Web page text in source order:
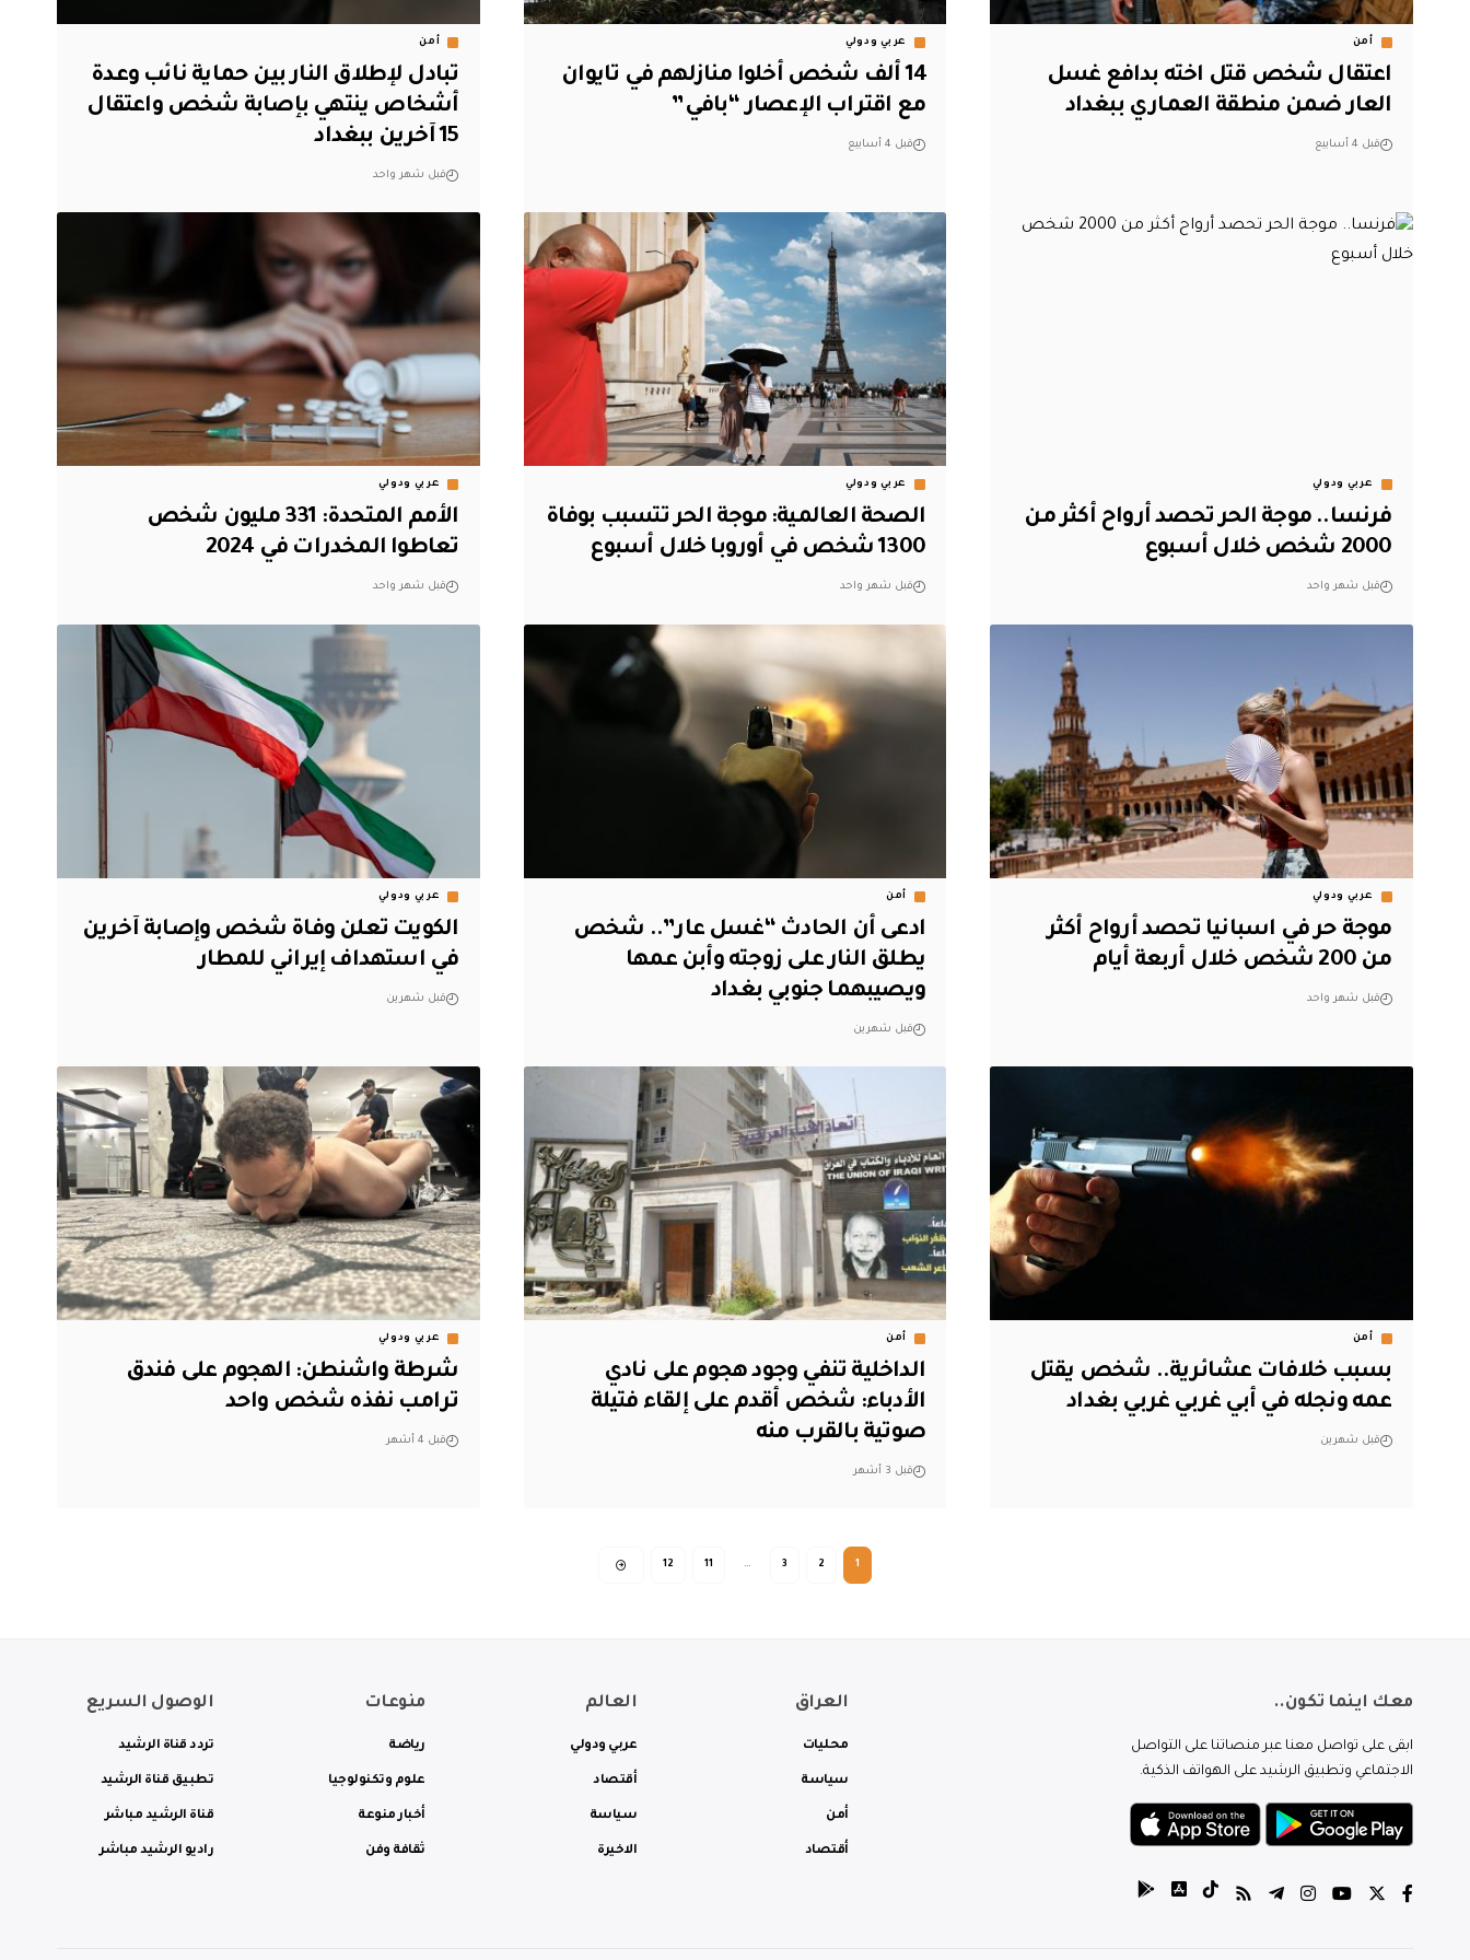
أمن
اعتقال شخص قتل اخته بدافع غسل
العار ضمن منطقة العماري ببغداد
قبل 4 أسابيع
عربي ودولي
14 ألف شخص أخلوا منازلهم في تايوان
مع اقتراب الإعصار “بافي”
قبل 4 أسابيع
أمن
تبادل لإطلاق النار بين حماية نائب وعدة
أشخاص ينتهي بإصابة شخص واعتقال
15 آخرين ببغداد
قبل شهر واحد
عربي ودولي
فرنسا.. موجة الحر تحصد أرواح أكثر من
2000 شخص خلال أسبوع
قبل شهر واحد
عربي ودولي
الصحة العالمية: موجة الحر تتسبب بوفاة
1300 شخص في أوروبا خلال أسبوع
قبل شهر واحد
عربي ودولي
الأمم المتحدة: 331 مليون شخص
تعاطوا المخدرات في 2024
قبل شهر واحد
عربي ودولي
موجة حر في اسبانيا تحصد أرواح أكثر
من 200 شخص خلال أربعة أيام
قبل شهر واحد
أمن
ادعى أن الحادث “غسل عار”.. شخص
يطلق النار على زوجته وأبن عمها
ويصيبهما جنوبي بغداد
قبل شهرين
عربي ودولي
الكويت تعلن وفاة شخص وإصابة آخرين
في استهداف إيراني للمطار
قبل شهرين
أمن
بسبب خلافات عشائرية.. شخص يقتل
عمه ونجله في أبي غربي غربي بغداد
قبل شهرين
أمن
الداخلية تنفي وجود هجوم على نادي
الأدباء: شخص أقدم على إلقاء فتيلة
صوتية بالقرب منه
قبل 3 أشهر
عربي ودولي
شرطة واشنطن: الهجوم على فندق
ترامب نفذه شخص واحد
قبل 4 أشهر
1
2
3
…
11
12
معك اينما تكون..
ابقى على تواصل معنا عبر منصاتنا على التواصل
الاجتماعي وتطبيق الرشيد على الهواتف الذكية.
العراق
محليات
سياسة
أمن
أقتصاد
العالم
عربي ودولي
أقتصاد
سياسة
الاخيرة
منوعات
رياضة
علوم وتكنولوجيا
أخبار منوعة
ثقافة وفن
الوصول السريع
تردد قناة الرشيد
تطبيق قناة الرشيد
قناة الرشيد مباشر
راديو الرشيد مباشر